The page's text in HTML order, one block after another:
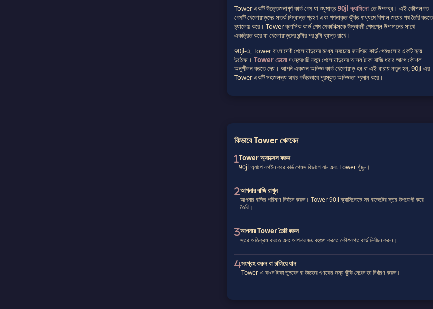
Tower একটি উত্তেজনাপূর্ণ কার্ড গেম যা শুধুমাত্র90jl ক্যাসিনো-তে উপলব্ধ। এই কৌশলগত
গেমটি খেলোয়াড়দের সতর্ক সিদ্ধান্ত গ্রহণ এবং গণনাকৃত ঝুঁকির মাধ্যমে বিশাল জয়ের পথ তৈরি করতে
চ্যালেঞ্জ করে। Tower ক্লাসিক কার্ড গেম মেকানিক্সকে উদ্ভাবনী গেমপ্লে উপাদানের সাথে
একত্রিত করে যা খেলোয়াড়দের ঘন্টার পর ঘন্টা ব্যস্ত রাখে।
90jl-এ, Tower বাংলাদেশী খেলোয়াড়দের মধ্যে সবচেয়ে জনপ্রিয় কার্ড গেমগুলোর একটি হয়ে
উঠেছে। Tower ডেমোসংস্করণটি নতুন খেলোয়াড়দের আসল টাকা বাজি ধরার আগে কৌশল
অনুশীলন করতে দেয়। আপনি একজন অভিজ্ঞ কার্ড খেলোয়াড় হন বা এই ধারায় নতুন হন, 90jl-এর
Tower একটি সহজলভ্য অথচ গভীরভাবে পুরস্কৃত অভিজ্ঞতা প্রদান করে।
কিভাবে Tower খেলবেন
Tower অ্যাক্সেস করুন
90jl অ্যাপে লগইন করে কার্ড গেমস বিভাগে যান এবং Tower খুঁজুন।
আপনার বাজি রাখুন
আপনার বাজির পরিমাণ নির্বাচন করুন। Tower 90jl ক্যাসিনোতে সব বাজেটের স্তর উপযোগী করে
তৈরি।
আপনার Tower তৈরি করুন
স্তর অতিক্রম করতে এবং আপনার জয় বহুগুণ করতে কৌশলগত কার্ড নির্বাচন করুন।
সংগ্রহ করুন বা চালিয়ে যান
Tower-এ কখন টাকা তুলবেন বা উচ্চতর গুণকের জন্য ঝুঁকি নেবেন তা নির্ধারণ করুন।